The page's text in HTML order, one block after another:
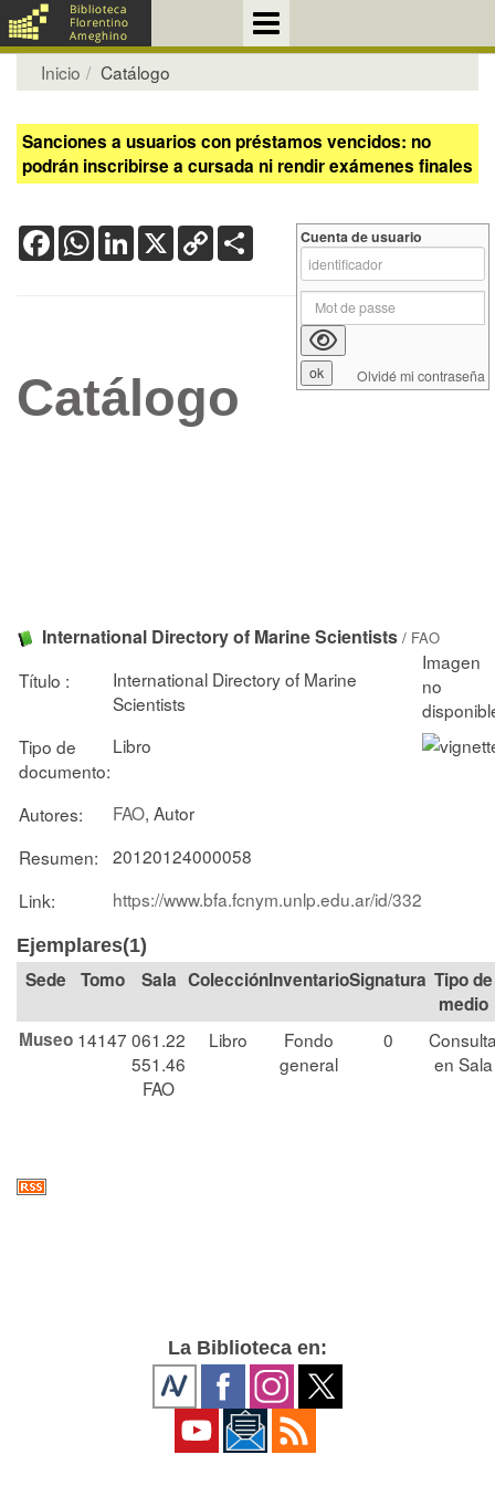
Inicio Catálogo
Sanciones a usuarios con préstamos vencidos: no
podrán inscribirse a cursada ni rendir exámenes finales
FacebookWhatsApp
LinkedIn
X Copy
Link
Catálogo
International Directory of Marine Scientists / FAO
Título :
International Directory of Marine
Scientists
Tipo de
documento:
Libro
Autores: FAO, Autor
Resumen:
20120124000058
Link:
https://www.bfa.fcnym.unlp.edu.ar/id/332
Ejemplares(1)
Tomo Sala Colección Signatura Tipo de
medio
Museo 14147 061.22
551.46
FAO
Libro
Fondo
general
0
en Sala
Cuenta de usuario
Olvidé mi contraseña
La Biblioteca en: